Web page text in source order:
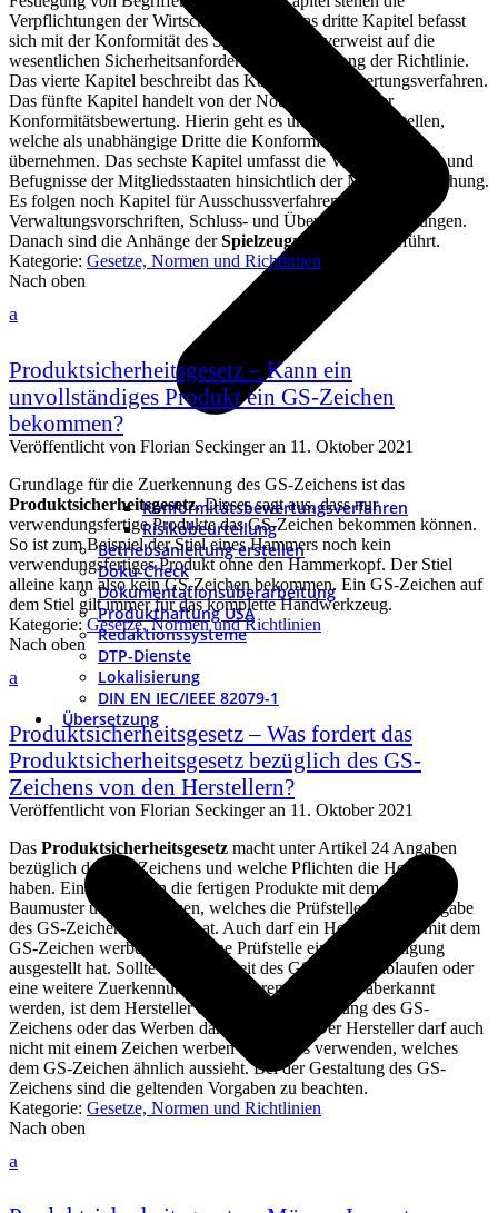
Konformitätsbewertungsverfahren
Risikobeurteilung
Betriebsanleitung erstellen
Doku-Check
Dokumentationsüberarbeitung
Produkthaftung USA
Redaktionssysteme
DTP-Dienste
Lokalisierung
DIN EN IEC/IEEE 82079-1
Übersetzung
Verpflichtungen der Wirtschaftsakteure. Das dritte Kapitel befasst
sich mit der Konformität des Spielzeugs und verweist auf die
wesentlichen Sicherheitsanforderungen im Anhang der Richtlinie.
Das vierte Kapitel beschreibt das Konformitätsbewertungsverfahren.
Das fünfte Kapitel handelt von der Notifizierung in der
Konformitätsbewertung. Hierin geht es um notifizierte Stellen,
welche als unabhängige Dritte die Konformitätsbewertung
übernehmen. Das sechste Kapitel umfasst die Verpflichtungen und
Befugnisse der Mitgliedsstaaten hinsichtlich der Marktüberwachung.
Es folgen noch Kapitel für Ausschussverfahren, besondere
Verwaltungsvorschriften, Schluss- und Übergangsbestimmungen.
Danach sind die Anhänge derSpielzeugrichtlinie
aufgeführt.
Kategorie: Gesetze, Normen und Richtlinien
Nach oben
a
Produktsicherheitsgesetz – Kann ein
unvollständiges Produkt ein GS-Zeichen
bekommen?
Veröffentlicht von Florian Seckingeran 11. Oktober 2021
Grundlage für die Zuerkennung des GS-Zeichens ist das
Produktsicherheitsgesetz. Dieses sagt aus, dass nur
verwendungsfertige Produkte das GS-Zeichen bekommen können.
So ist zum Beispiel der Stiel eines Hammers noch kein
verwendungsfertiges Produkt ohne den Hammerkopf. Der Stiel
alleine kann also kein GS-Zeichen bekommen. Ein GS-Zeichen auf
dem Stiel gilt immer für das komplette Handwerkzeug.
Kategorie:Gesetze, Normen und Richtlinien
Nach oben
a
Produktsicherheitsgesetz – Was fordert das
Produktsicherheitsgesetz bezüglich des GS-
Zeichens von den Herstellern?
Veröffentlicht von Florian Seckingeran 11. Oktober 2021
Das Produktsicherheitsgesetz macht unter Artikel 24 Angaben
bezüglich des GS-Zeichens und welche Pflichten die Hersteller
haben. Einmal müssen die fertigen Produkte mit dem geprüften
Baumuster übereinstimmen, welches die Prüfstelle für die Vergabe
des GS-Zeichens erhalten hat. Auch darf ein Hersteller nur mit dem
GS-Zeichen werben, wenn eine Prüfstelle eine Bescheinigung
ausgestellt hat. Sollte die Gültigkeit des GS-Zeichen ablaufen oder
eine weitere Zuerkennung mit weiteren Prüfungen aberkannt
werden, ist dem Hersteller die weitere Verwendung des GS-
Zeichens oder das Werben damit untersagt. Der Hersteller darf auch
nicht mit einem Zeichen werben oder eines verwenden, welches
dem GS-Zeichen ähnlich aussieht. Bei der Gestaltung des GS-
Zeichens sind die geltenden Vorgaben zu beachten.
Kategorie: Gesetze, Normen und Richtlinien
Nach oben
a